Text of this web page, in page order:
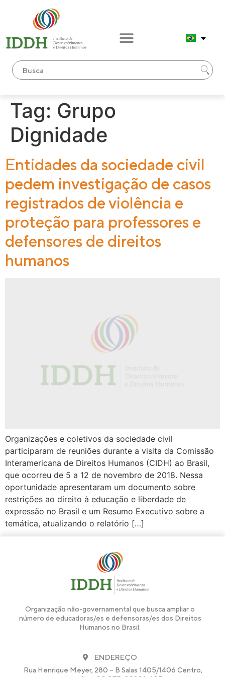
Tag: Grupo
Dignidade
Entidades da sociedade civil
pedem investigação de casos
registrados de violência e
proteção para professores e
defensores de direitos
humanos
Organizações e coletivos da sociedade civil
participaram de reuniões durante a visita da Comissão
Interamericana de Direitos Humanos (CIDH) ao Brasil,
que ocorreu de 5 a 12 de novembro de 2018. Nessa
oportunidade apresentaram um documento sobre
restrições ao direito à educação e liberdade de
expressão no Brasil e um Resumo Executivo sobre a
temática, atualizando o relatório […]
Organização não-governamental que busca ampliar o
número de educadoras/es e defensoras/es dos Direitos
Humanos no Brasil.
ENDEREÇO
Rua Henrique Meyer, 280 – B Salas 1405/1406 Centro,